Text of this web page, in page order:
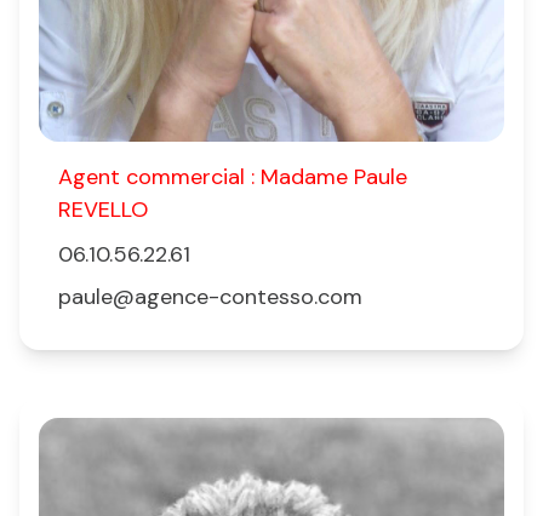
Agent commercial : Madame Paule
REVELLO
06.10.56.22.61
paule@agence-contesso.com